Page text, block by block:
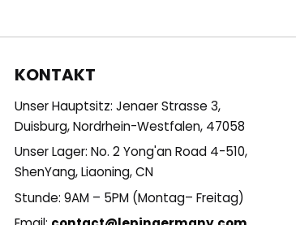
KONTAKT
Unser Hauptsitz: Jenaer Strasse 3,
Duisburg, Nordrhein-Westfalen, 47058
Unser Lager: No. 2 Yong'an Road 4-510,
ShenYang, Liaoning, CN
Stunde: 9AM – 5PM (Montag– Freitag)